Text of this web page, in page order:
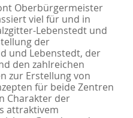
Oberbürgermeister
viel für und in
Lebenstedt und
der
und Lebenstedt, der
den zahlreichen
zur Erstellung von
für beide Zentren
Charakter der
attraktivem